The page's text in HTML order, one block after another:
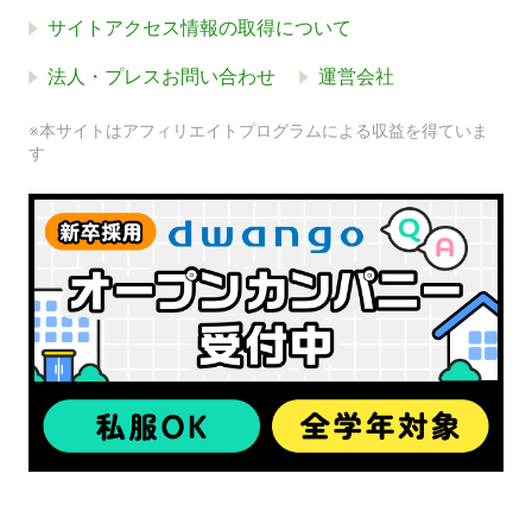
サイトアクセス情報の取得について
法人・プレスお問い合わせ 運営会社
※本サイトはアフィリエイトプログラムによる収益を得ていま
す